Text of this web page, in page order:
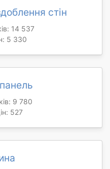
стін
14 537
5 330
9 780
527